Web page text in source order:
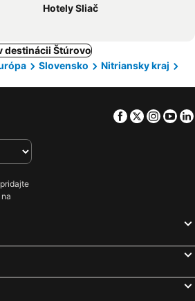
Hotely Sliač
destinácii Štúrovo
Slovensko
Nitriansky kraj
Facebook
Twitter